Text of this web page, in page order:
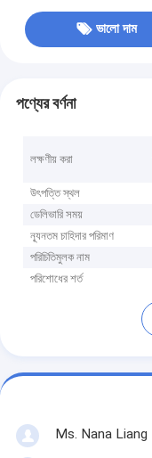
ভালো দাম
পণ্যের বর্ণনা
লক্ষণীয় করা
উৎপত্তি স্থল
ডেলিভারি সময়
ন্যূনতম চাহিদার পরিমাণ
পরিচিতিমুলক নাম
পরিশোধের শর্ত
Ms. Nana Liang